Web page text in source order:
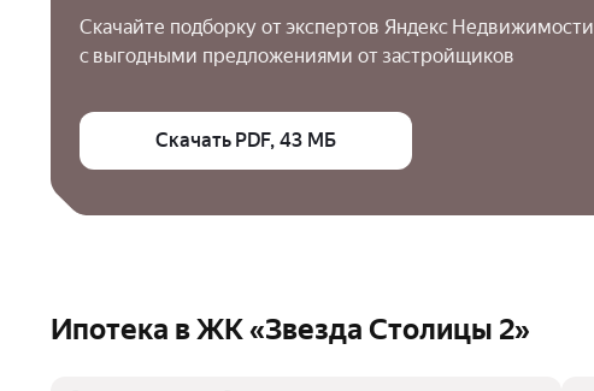
Скачайте подборку от экспертов Яндекс Недвижимости
с выгодными предложениями от застройщиков
Скачать PDF, 43 МБ
Ипотека в ЖК «Звезда Столицы 2»